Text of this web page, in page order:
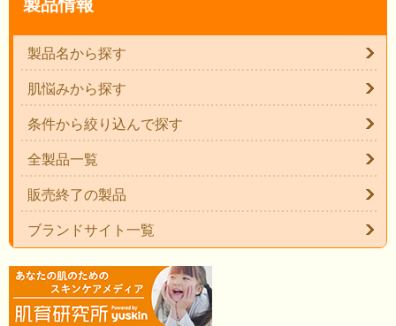
製品情報
製品名から探す
肌悩みから探す
条件から絞り込んで探す
全製品一覧
販売終了の製品
ブランドサイト一覧